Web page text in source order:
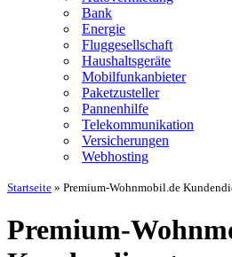
Bank
Energie
Fluggesellschaft
Haushaltsgeräte
Mobilfunkanbieter
Paketzusteller
Pannenhilfe
Telekommunikation
Versicherungen
Webhosting
Startseite » Premium-Wohnmobil.de
Premium-